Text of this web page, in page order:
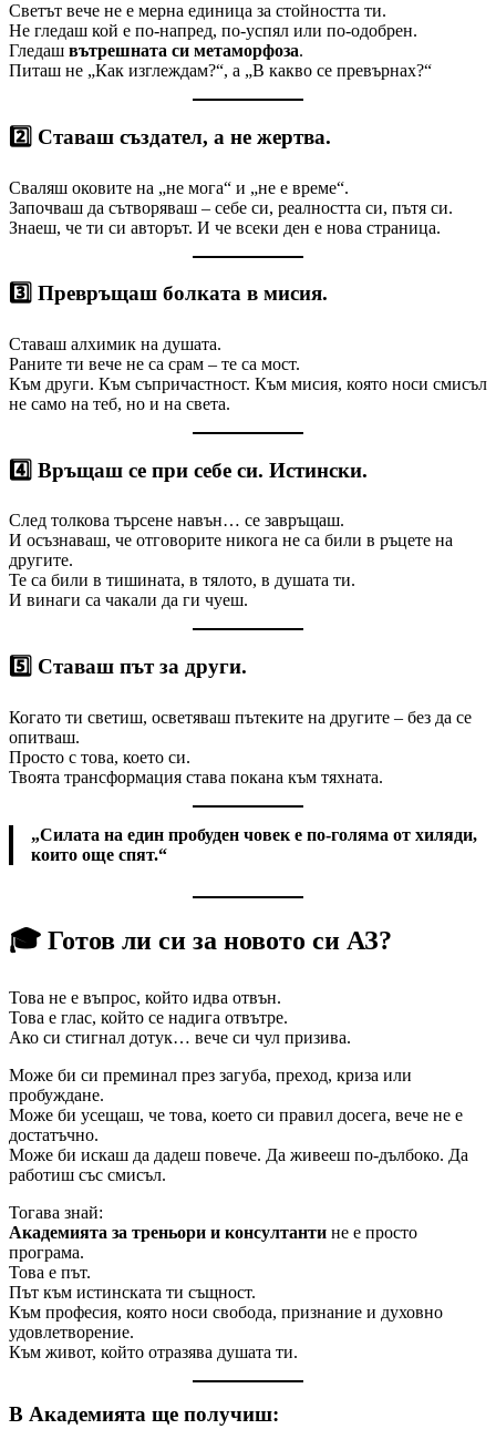
Светът вече не е мерна единица за стойността ти.
Не гледаш кой е по-напред, по-успял или по-одобрен.
Гледаш вътрешната си метаморфоза.
Питаш не „Как изглеждам?“, а „В какво се превърнах?“
2️⃣ Ставаш създател, а не жертва.
Сваляш оковите на „не мога“ и „не е време“.
Започваш да сътворяваш – себе си, реалността си, пътя си.
Знаеш, че ти си авторът. И че всеки ден е нова страница.
3️⃣ Превръщаш болката в мисия.
Ставаш алхимик на душата.
Раните ти вече не са срам – те са мост.
Към други. Към съпричастност. Към мисия, която носи смисъл
не само на теб, но и на света.
4️⃣ Връщаш се при себе си. Истински.
След толкова търсене навън… се завръщаш.
И осъзнаваш, че отговорите никога не са били в ръцете на
другите.
Те са били в тишината, в тялото, в душата ти.
И винаги са чакали да ги чуеш.
5️⃣ Ставаш път за други.
Когато ти светиш, осветяваш пътеките на другите – без да се
опитваш.
Просто с това, което си.
Твоята трансформация става покана към тяхната.
„Силата на един пробуден човек е по-голяма от хиляди,
които още спят.“
🎓 Готов ли си за новото си АЗ?
Това не е въпрос, който идва отвън.
Това е глас, който се надига отвътре.
Ако си стигнал дотук… вече си чул призива.
Може би си преминал през загуба, преход, криза или
пробуждане.
Може би усещаш, че това, което си правил досега, вече не е
достатъчно.
Може би искаш да дадеш повече. Да живееш по-дълбоко. Да
работиш със смисъл.
Тогава знай:
Академията за треньори и консултанти не е просто
програма.
Това е път.
Път към истинската ти същност.
Към професия, която носи свобода, признание и духовно
удовлетворение.
Към живот, който отразява душата ти.
В Академията ще получиш: